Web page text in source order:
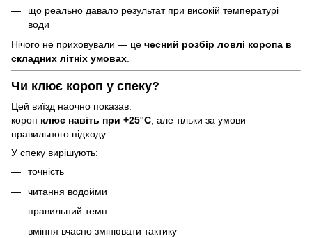
що реально давало результат при високій температурі
води
Нічого не приховували — це чесний розбір ловлі коропа в
складних літніх умовах
Чи клює короп у спеку?
Цей виїзд наочно показав:
короп клює навіть при +25°C, але тільки за умови
правильного підходу.
У спеку вирішують:
точність
читання водойми
правильний темп
вміння вчасно змінювати тактику